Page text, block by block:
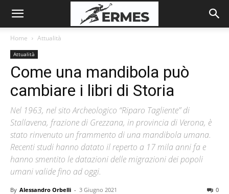
Home Attualità
Attualità
Come una mandibola può
cambiare i libri di Storia
Nel 1963, nel sito Archeologico “Riparo Tagliente” di
Stallavena, frazione di Grezzana, in provincia di Verona, è
stato rinvenuto un frammento di una mandibola umana.
Recenti studi hanno datato il reperto a 17 mila anni fa e
hanno smentito le datazioni delle migrazioni dei popoli
umani valide fino ad oggi.
By Alessandro Orbelli - 3 Giugno 2021 0